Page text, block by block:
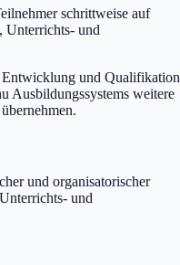
schrittweise auf
Unterrichts- und
Entwicklung und Qualifikation
Ausbildungssystems weitere
und organisatorischer
und